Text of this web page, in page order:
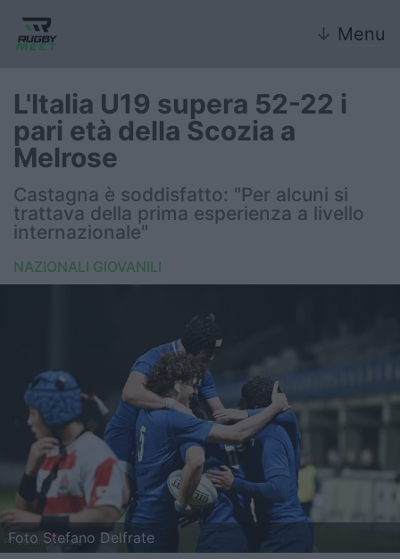
↓ Menu
Nazionale
Nazionali giovanili
Rugby Sevens
FIR
United Rugby Championship
Top14
Premiership
Champions Cup
Challenge Cup
L'Italia U19 supera 52-22 i
pari età della Scozia a
Melrose
Castagna è soddisfatto: "Per alcuni si
trattava della prima esperienza a livello
internazionale"
NAZIONALI GIOVANILI
Foto Stefano Delfrate